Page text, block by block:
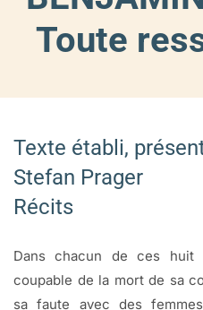
Toute
Texte établi,
Stefan Prager
Récits
Dans chacun de ces
coupable de la mort de sa
sa faute avec des